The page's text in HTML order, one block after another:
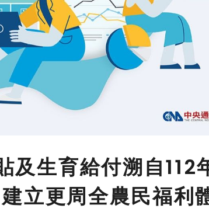
及生育給付溯自112
立更周全農民福利